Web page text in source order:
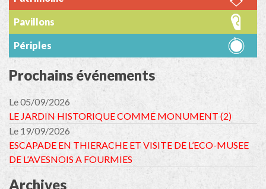
Pavillons
Périples
Prochains événements
Le 05/09/2026
LE JARDIN HISTORIQUE COMME MONUMENT (2)
Le 19/09/2026
ESCAPADE EN THIERACHE ET VISITE DE L’ECO-MUSEE
DE L’AVESNOIS A FOURMIES
Archives